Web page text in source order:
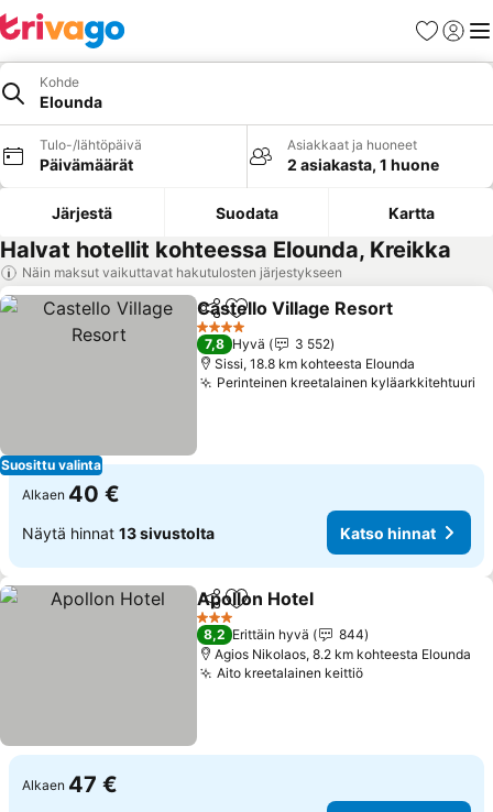
Suosikit
Kohde
Elounda
Tulo-/lähtöpäivä
Päivämäärät
Asiakkaat ja huoneet
2 asiakasta, 1 huone
Järjestä Suodata Kartta
Halvat hotellit kohteessa Elounda, Kreikka
Näin maksut vaikuttavat hakutulosten järjestykseen
Suosittu valinta
Jaa Lisää suosikkeihin
Castello Village Resort
4 Tähtiluokitus
7,8 Hyvä
3 552
Sissi, 18.8 km kohteesta Elounda
Perinteinen kreetalainen kyläarkkitehtuuri
Alkaen 40 €
Näytä hinnat 13 sivustolta Katso hinnat
Jaa Lisää suosikkeihin
Apollon Hotel
3 Tähtiluokitus
8,2 Erittäin hyvä
844
Agios Nikolaos, 8.2 km kohteesta Elounda
Aito kreetalainen keittiö
Alkaen 47 €